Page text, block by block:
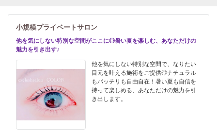
小規模プライベートサロン
他を気にしない特別な空間がここに◎暑い夏を楽しむ、あなただけの
魅力を引き出す♪
他を気にしない特別な空間で、なりたい
目元を叶える施術をご提供◎ナチュラル
もパッチリも自由自在！暑い夏も自信を
持って楽しめる、あなただけの魅力を引
き出します。